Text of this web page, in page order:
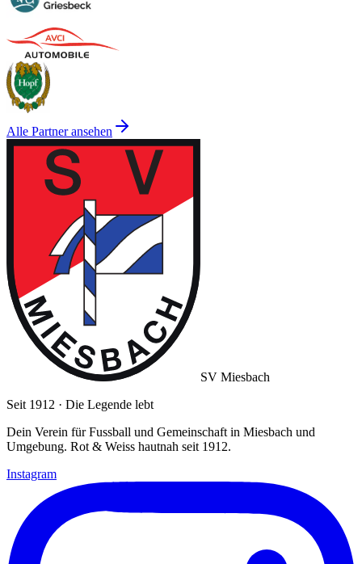
Alle Partner ansehen
SV Miesbach
Seit 1912 · Die Legende lebt
Dein Verein für Fussball und Gemeinschaft in Miesbach und
Umgebung. Rot & Weiss hautnah seit 1912.
Instagram